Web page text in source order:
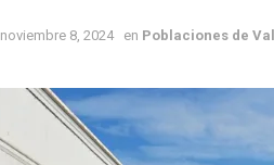
noviembre 8, 2024 en Poblaciones de